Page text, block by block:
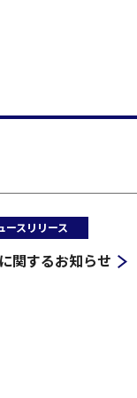
ースリリース
関するお知らせ